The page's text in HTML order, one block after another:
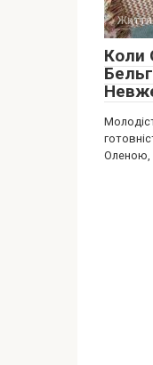
Життя
Коли
Оленою,